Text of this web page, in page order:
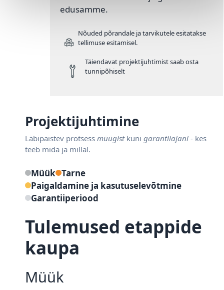
edusamme.
Nõuded põrandale ja tarvikutele esitatakse
tellimuse esitamisel.
Täiendavat projektijuhtimist saab osta
tunnipõhiselt
Projektijuhtimine
Läbipaistev protsess müügistkuni garantiiajani - kes
teeb mida ja millal.
Müük Tarne
Paigaldamine ja kasutuselevõtmine
Garantiiperiood
Tulemused etappide
kaupa
Müük